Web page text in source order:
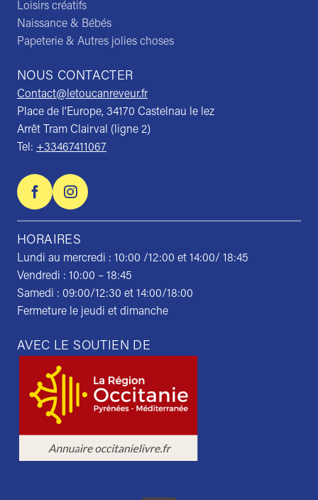
Loisirs créatifs
Naissance & Bébés
Papeterie & Autres jolies choses
NOUS CONTACTER
Contact@letoucanreveur.fr
Place de l’Europe, 34170 Castelnau le lez
Arrêt Tram Clairval (ligne 2)
Tel: +33467411067
HORAIRES
Lundi au mercredi : 10:00 /12:00 et 14:00/ 18:45
Vendredi : 10:00 – 18:45
Samedi : 09:00/12:30 et 14:00/18:00
Fermeture le jeudi et dimanche
AVEC LE SOUTIEN DE